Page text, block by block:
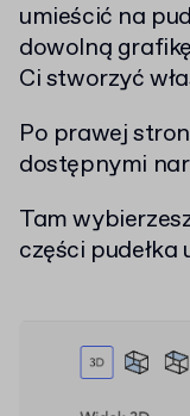
umieścić na
dowolną
Ci stworzyć
Po prawej
dostępnymi
Tam
części